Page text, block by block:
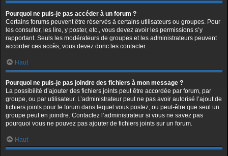
Pourquoi ne puis-je pas accéder à un forum ?
Certains forums peuvent être réservés à certains utilisateurs ou groupes. Pour
les consulter, les lire, y poster, etc., vous devez avoir les permissions s’y
rapportant. Seuls les modérateurs de groupes et les administrateurs peuvent
accorder ces accès, vous devez donc les contacter.
Haut
Pourquoi ne puis-je pas joindre des fichiers à mon message ?
La possibilité d’ajouter des fichiers joints peut être accordée par forum, par
groupe, ou par utilisateur. L’administrateur peut ne pas avoir autorisé l’ajout de
fichiers joints pour le forum dans lequel vous postez, ou peut-être que seul un
groupe peut en joindre. Contactez l’administrateur si vous ne savez pas
pourquoi vous ne pouvez pas ajouter de fichiers joints sur un forum.
Haut